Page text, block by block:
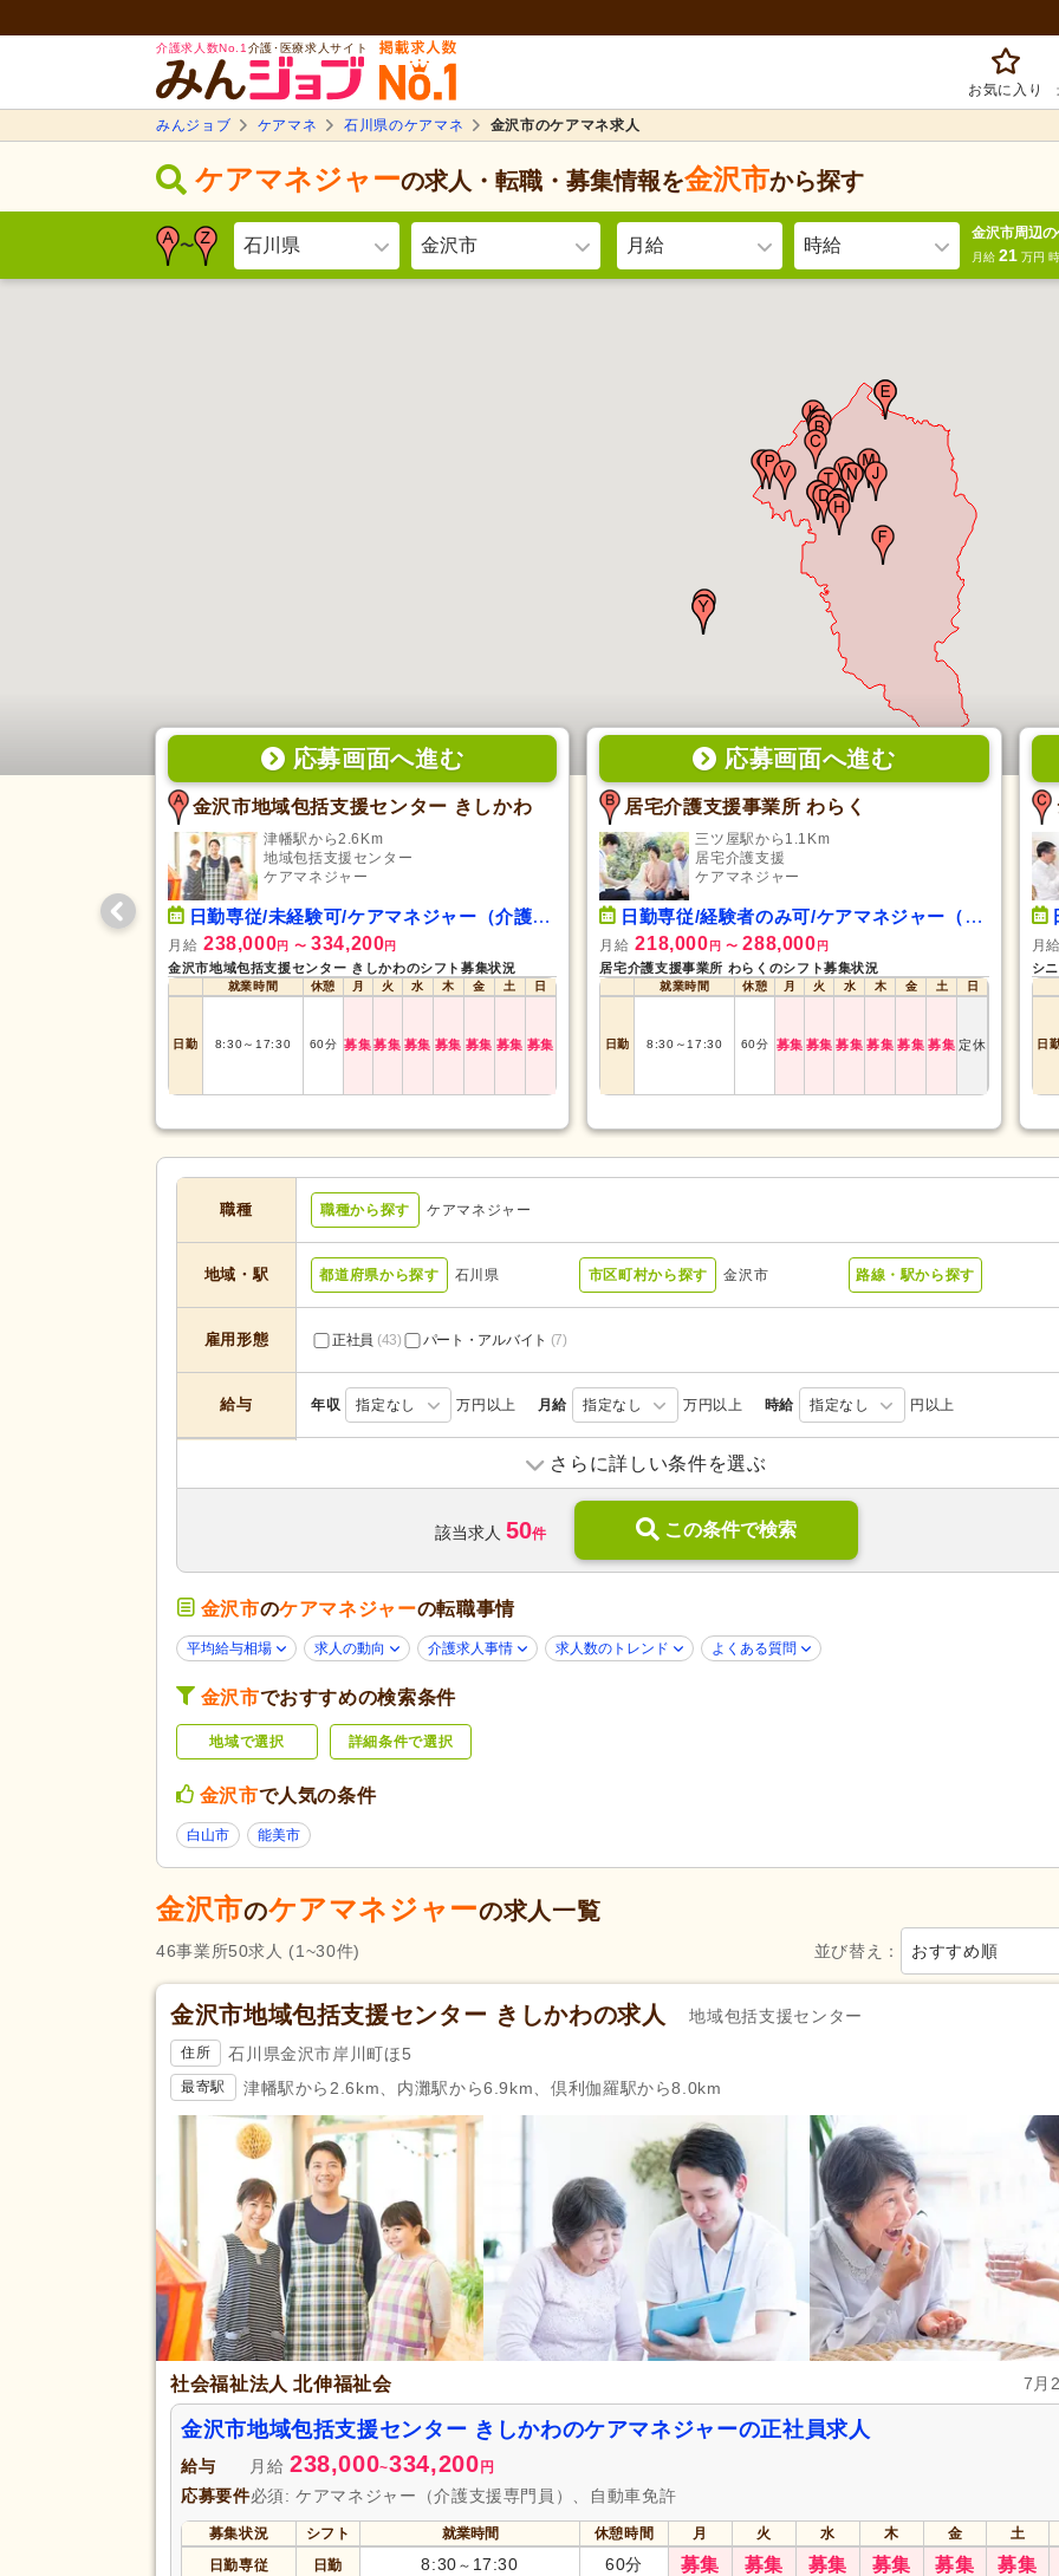
介護求人数No.1 介護･医療求人サイト
お気に入り
みんジョブ ケアマネ 石川県のケアマネ 金沢市のケアマネ求人
ケアマネジャーの求人・転職・募集情報を金沢市から探す
〜 石川県 金沢市 月給 時給
金沢市周辺
月給 21万円
応募画面へ進む
金沢市地域包括支援センター きしかわ
津幡駅から2.6Km
地域包括支援センター
ケアマネジャー
日勤専従/未経験可/ケアマネジャー（介護支援専門員）
月給 238,000円 〜 334,200円
金沢市地域包括支援センター きしかわのシフト募集状況
就業時間 休憩 月 火 水 木 金 土 日
日勤 8:30～ 17:30 60分 募集募集 募集 募集 募集 募集 募集
応募画面へ進む
居宅介護支援事業所 わらく
三ツ屋駅から1.1Km
居宅介護支援
ケアマネジャー
日勤専従/経験者のみ可/ケアマネジャー（介護支援専門員）
月給 218,000 円 〜 288,000 円
居宅介護支援事業所 わらくのシフト募集状況
就業時間 休憩 月 火 水 木 金 土 日
日勤 8:30 ～ 17:30 60分 募集 募集 募集 募集 募集 募集 定休
月
シ
日
職種 職種から探す ケアマネジャー
地域・駅 都道府県から探す 石川県 市区町村から探す 金沢市 路線・駅から探す
雇用形態 正社員 (43) パート・アルバイト (7)
給与 年収 指定なし 万円以上 月給 指定なし 万円以上 時給 指定なし 円以上
訪問介護 (2)
介護付き有料老人ホーム(1) サービス付き高齢者向け住宅(1) 特別養護老人ホーム(4)
介護老人保健施設(1) 介護医療院・療養病床(1)
看護小規模多機能型居宅介護(6)
応募条件・こ
だわり
未経験可(31)
年齢不問(22) 子育てママパパ活躍(42)
Web面接可(1)
掲載14日以内(2)
シフト相談可 (42)
介護支援専門員（ケアマネジ
(48)
自動車免許(36) 認知症介護実践者研修(1)
休日・休暇
完全週休2日
土日祝休み (6) 土曜休み (6)
年間休日110日以上(11) 年間休日120日以上(8) 産休あり
育休あり 介護休業(19) 看護休暇 (18)
夏季休暇(3) 冬季休暇 (3) 年末年始休暇
給与・手当
福利厚生
賞与あり(38) 社会保険完備 (50) 研修制度あり(42)
企業年金(5) 昇給あり (49) 復職支援あり
退職金あり(36) 住宅手当 資格取得支援あり
通勤手当(42) 人事評価制度あり(42) 処遇改善手当(8)
託児施設あり
扶養手当 (6) 再雇用制度あり
駅近(6)
バイク通勤可 (3)
さらに詳しい条件を選ぶ
該当求人 50件 この条件で検索
金沢市のケアマネジャーの転職事情
平均給与相場 求人の動向 介護求人事情 求人数のトレンド よくある質問
金沢市でおすすめの検索条件
地域で選択 詳細条件で選択
金沢市で人気の条件
白山市 能美市
金沢市のケアマネジャーの求人一覧
並び替え： おすすめ順
46事業所50求人 (1~30件)
金沢市地域包括支援センター きしかわの求人 地域包括支援センター
住所 石川県金沢市岸川町ほ5
最寄駅 津幡駅から2.6km、内灘駅から6.9km、倶利伽羅駅から8.0km
社会福祉法人 北伸福祉会 7月
金沢市地域包括支援センター きしかわのケアマネジャーの正社員求人
給与 月給 238,000~334,200 円
応募要件必須: ケアマネジャー（介護支援専門員）、自動車免許
募集状況 シフト 就業時間 休憩時間 月 火 水 木 金
土
日勤専従
日勤 8:30 ～ 17:30 60分 募集 募集 募集 募集 募集 募集